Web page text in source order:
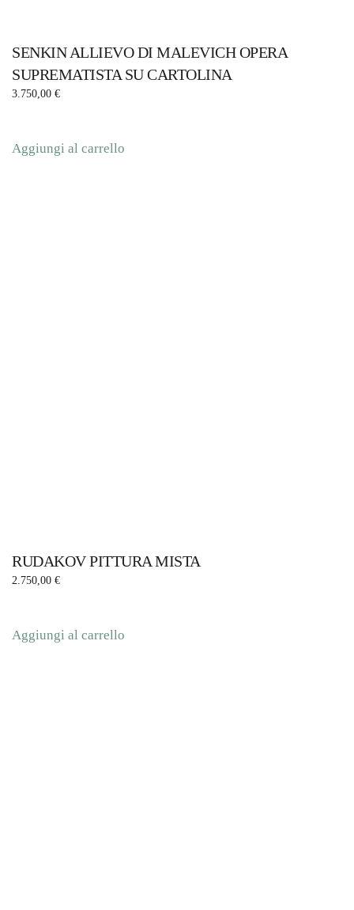
SENKIN ALLIEVO DI MALEVICH OPERA
SUPREMATISTA SU CARTOLINA
3.750,00 €
Aggiungi al carrello
RUDAKOV PITTURA MISTA
2.750,00 €
Aggiungi al carrello